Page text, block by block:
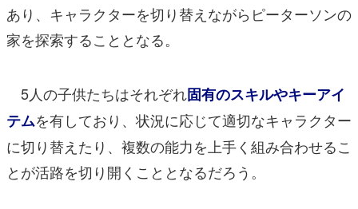
あり、キャラクターを切り替えながらピーターソンの
家を探索することとなる。
5人の子供たちはそれぞれ固有のスキルやキーアイ
テムを有しており、状況に応じて適切なキャラクター
に切り替えたり、複数の能力を上手く組み合わせるこ
とが活路を切り開くこととなるだろう。